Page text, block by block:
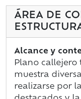
ÁREA DE
Alcance y
Plano callejero
muestra
realizarse por